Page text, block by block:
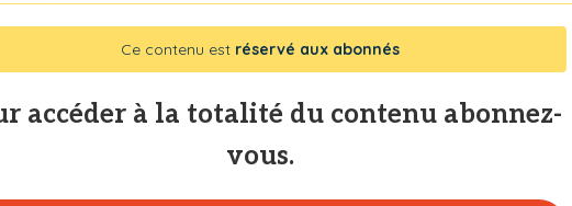
Ce contenu est réservé aux abonnés
accéder à la totalité du contenu abonnez-
vous.